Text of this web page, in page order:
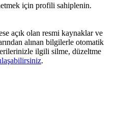
için profili sahiplenin.
açık olan resmi kaynaklar ve
alınan bilgilerle otomatik
ilgili silme, düzeltme
.